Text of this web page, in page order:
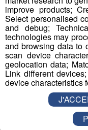
événements festifs
partenaires comme
Annecy, festivals
cohésion
collègues.
Enfin, un
à tous les
difficultés qui
différents salariés,
improve products;
Select personalised
and debug;
technologies may
and browsing data to
scan device
geolocation data;
Link different
device characteristics